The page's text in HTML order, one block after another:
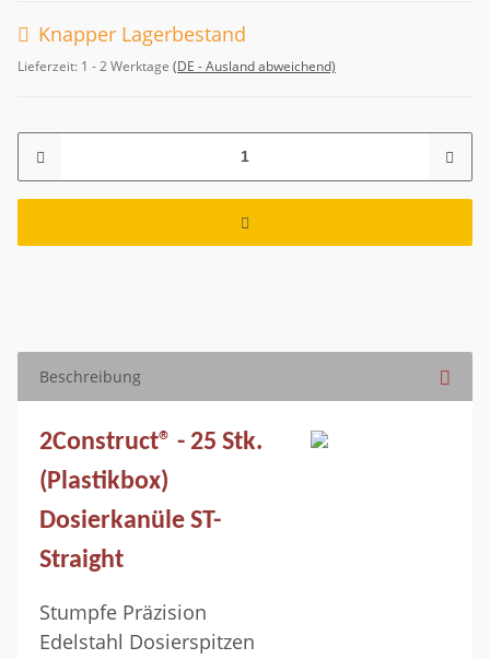
Knapper Lagerbestand
Lieferzeit: 1 - 2 Werktage (DE - Ausland abweichend)
Beschreibung
2Construct® - 25 Stk.
(Plastikbox)
Dosierkanüle ST-
Straight
Stumpfe Präzision
Edelstahl Dosierspitzen